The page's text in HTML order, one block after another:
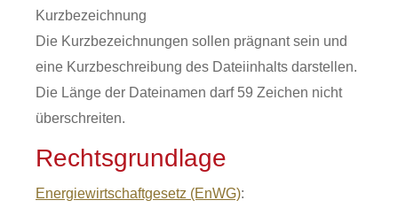
Kurzbezeichnung
Die Kurzbezeichnungen sollen prägnant sein und
eine Kurzbeschreibung des Dateiinhalts darstellen.
Die Länge der Dateinamen darf 59 Zeichen nicht
überschreiten.
Rechtsgrundlage
Energiewirtschaftgesetz (EnWG):